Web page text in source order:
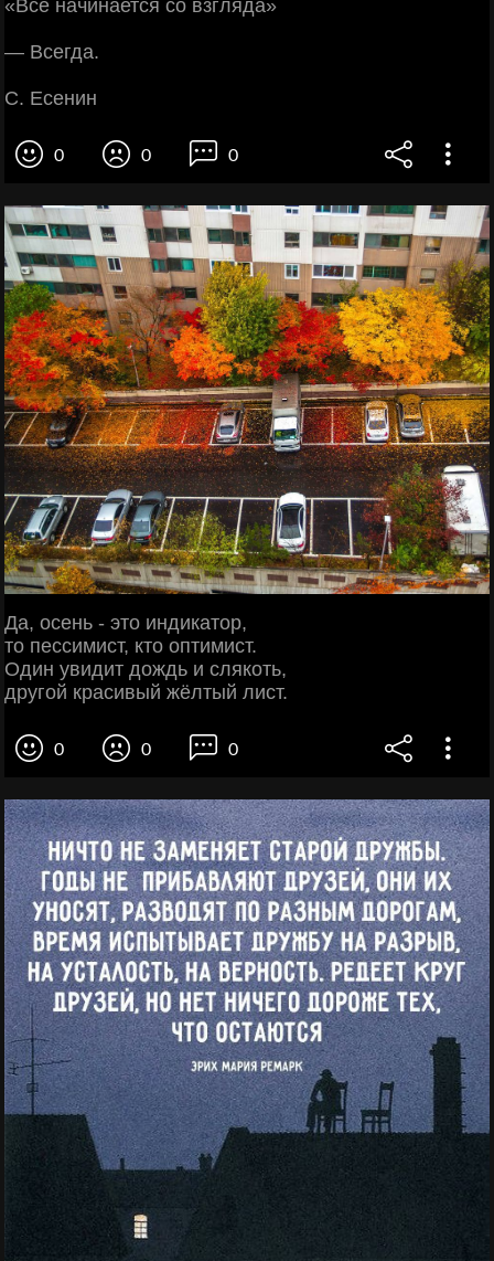
«Все начинается со взгляда»
— Всегда.
С. Есенин
0 0 0
Да, осень - это индикатор,
то пессимист, кто оптимист.
Один увидит дождь и слякоть,
другой красивый жёлтый лист.
0 0 0